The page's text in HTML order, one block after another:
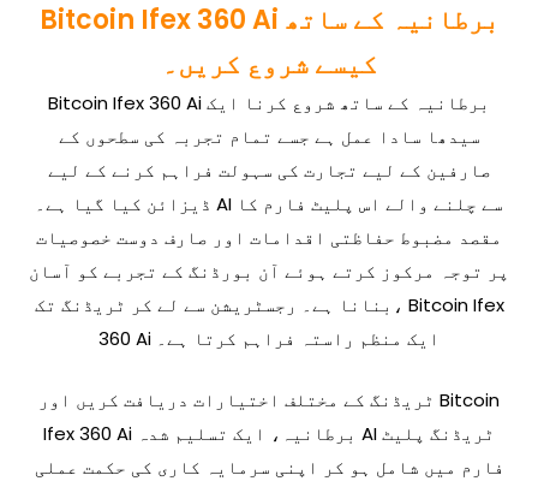
Bitcoin Ifex 360 Ai برطانیہ کے ساتھ
کیسے شروع کریں۔
Bitcoin Ifex 360 Ai برطانیہ کے ساتھ شروع کرنا ایک
سیدھا سادا عمل ہے جسے تمام تجربہ کی سطحوں کے
صارفین کے لیے تجارت کی سہولت فراہم کرنے کے لیے
ڈیزائن کیا گیا ہے۔ AI سے چلنے والے اس پلیٹ فارم کا
مقصد مضبوط حفاظتی اقدامات اور صارف دوست خصوصیات
پر توجہ مرکوز کرتے ہوئے آن بورڈنگ کے تجربے کو آسان
بنانا ہے۔ رجسٹریشن سے لے کر ٹریڈنگ تک، Bitcoin Ifex
360 Ai ایک منظم راستہ فراہم کرتا ہے۔
ٹریڈنگ کے مختلف اختیارات دریافت کریں اور Bitcoin
Ifex 360 Ai برطانیہ، ایک تسلیم شدہ AI ٹریڈنگ پلیٹ
فارم میں شامل ہو کر اپنی سرمایہ کاری کی حکمت عملی